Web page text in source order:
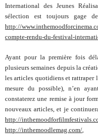
International des Jeunes
sélection est toujours gage
http://
compte-rendu-du-festival-
Ayant pour la première fois
plusieurs semaines depuis la
les articles quotidiens et rattraper
mesure du possible), n’en
constaterez une remise à jour
nouveaux articles, et je
http://
http://inthemoodlemag.com/